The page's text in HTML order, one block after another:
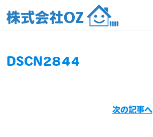
DSCN2844
次の記事へ